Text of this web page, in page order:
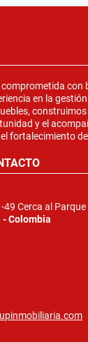
con
en la
y el
fortalecimiento
49 Cerca al Parque
Colombia